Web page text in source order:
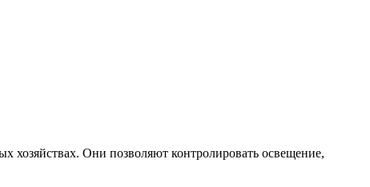
Они позволяют контролировать освещение,